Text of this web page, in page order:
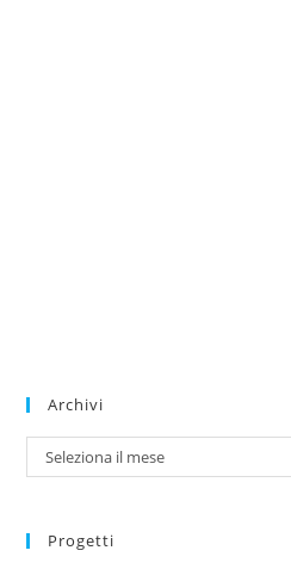
Archivi
Archivi
Seleziona il mese
Progetti